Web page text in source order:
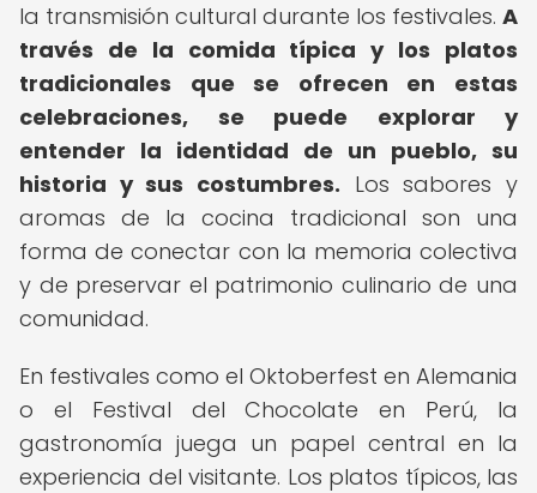
la transmisión cultural durante los festivales. A
través de la comida típica y los platos
tradicionales que se ofrecen en estas
celebraciones, se puede explorar y
entender la identidad de un pueblo, su
historia y sus costumbres. Los sabores y
aromas de la cocina tradicional son una
forma de conectar con la memoria colectiva
y de preservar el patrimonio culinario de una
comunidad.
En festivales como el Oktoberfest en Alemania
o el Festival del Chocolate en Perú, la
gastronomía juega un papel central en la
experiencia del visitante. Los platos típicos, las